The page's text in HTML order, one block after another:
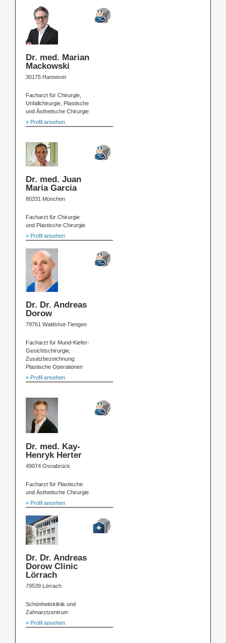
Dr. med. Marian
Mackowski
30175 Hannover
Facharzt für Chirurgie,
Unfallchirurgie, Plastische
und Ästhetische Chirurgie
» Profil ansehen
Dr. med. Juan
Maria Garcia
80331 München
Facharzt für Chirurgie
und Plastische Chirurgie
» Profil ansehen
Dr. Dr. Andreas
Dorow
79761 Waldshut-Tiengen
Facharzt für Mund-Kiefer-
Gesichtschirurgie,
Zusatzbezeichnung:
Plastische Operationen
» Profil ansehen
Dr. med. Kay-
Henryk Herter
49074 Osnabrück
Facharzt für Plastische
und Ästhetische Chirurgie
» Profil ansehen
Dr. Dr. Andreas
Dorow Clinic
Lörrach
79539 Lörrach
Schönheitsklinik und
Zahnarztzentrum
» Profil ansehen